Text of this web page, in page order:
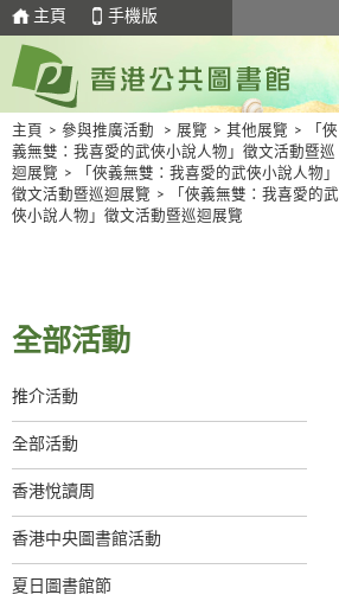
主頁 手機版
主頁 > 參與推廣活動 > 展覽 > 其他展覽 >
「俠
義無雙：我喜愛的武俠小說人物」徵文活動暨巡
迴展覽 >
「俠義無雙：我喜愛的武俠小說人物」
徵文活動暨巡迴展覽 >
「俠義無雙：我喜愛的武
俠小說人物」徵文活動暨巡迴展覽
全部活動
推介活動
全部活動
香港悅讀周
香港中央圖書館活動
夏日圖書館節